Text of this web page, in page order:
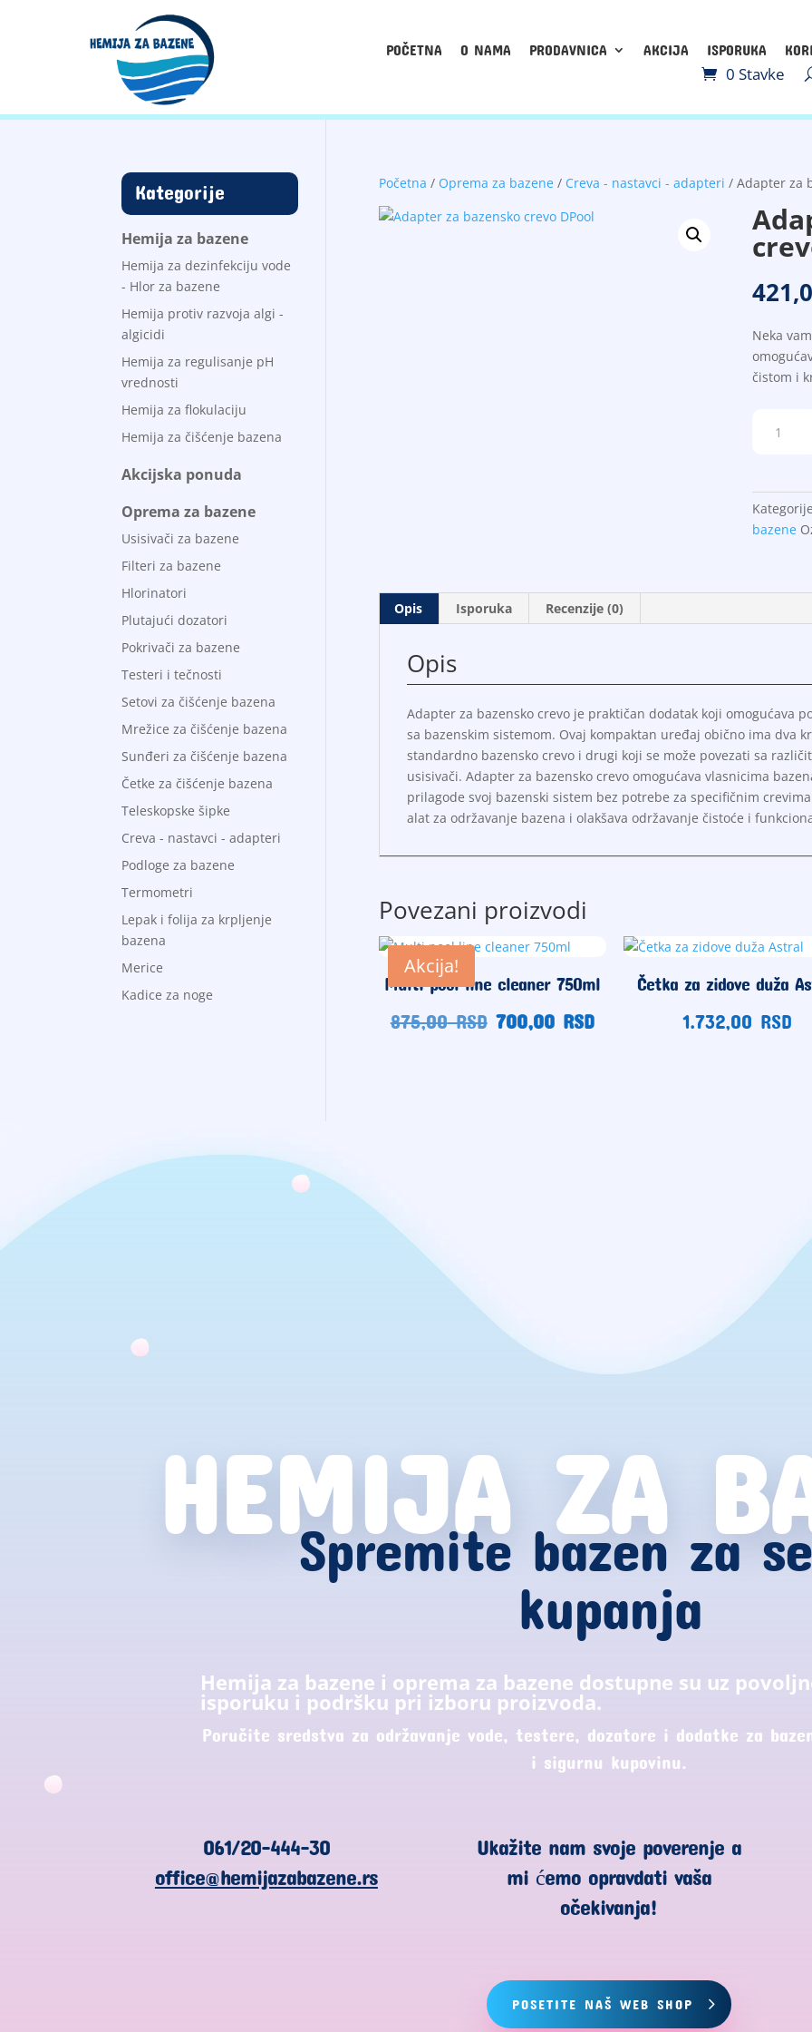
POČETNA O NAMA PRODAVNICA AKCIJA ISPORUKA
0 Stavke
Početna / Oprema za bazene/ Creva - nastavci - adapteri / Adapter za
Neka
čistom i
DPool
količina
bazene
Opis Isporuka Recenzije (0)
Opis
Adapter za bazensko crevo je praktičan dodatak koji omogućava
sa bazenskim sistemom. Ovaj kompaktan uređaj obično ima dva
standardno bazensko crevo i drugi koji se može povezati sa
usisivači. Adapter za bazensko crevo omogućava vlasnicima
prilagode svoj bazenski sistem bez potrebe za specifičnim
alat za održavanje bazena i olakšava održavanje čistoće i
Povezani proizvodi
Akcija!
Multi pool line cleaner 750ml
875,00RSD Originalna
700,00RSDTrenutna
Četka za zidove duža
1.732,00 RSD
Kategorije
Hemija za bazene
Hemija za dezinfekciju vode
- Hlor za bazene
Hemija protiv razvoja algi -
algicidi
Hemija za regulisanje pH
vrednosti
Hemija za flokulaciju
Hemija za čišćenje bazena
Akcijska ponuda
Oprema za bazene
Usisivači za bazene
Filteri za bazene
Hlorinatori
Plutajući dozatori
Pokrivači za bazene
Testeri i tečnosti
Setovi za čišćenje bazena
Mrežice za čišćenje bazena
Sunđeri za čišćenje bazena
Četke za čišćenje bazena
Teleskopske šipke
Creva - nastavci - adapteri
Podloge za bazene
Termometri
Lepak i folija za krpljenje
bazena
Merice
Kadice za noge
HEMIJA ZA
Spremite bazen za
kupanja
Hemija za bazene i oprema za bazene dostupne su uz
isporuku i podršku pri izboru proizvoda.
Poručite sredstva za održavanje vode, testere, dozatore i dodatke za
i sigurnu kupovinu.
061/20-444-30
office@hemijazabazene.rs
Ukažite nam svoje poverenje a
mi ćemo opravdati vaša
očekivanja!
POSETITE NAŠ WEB SHOP